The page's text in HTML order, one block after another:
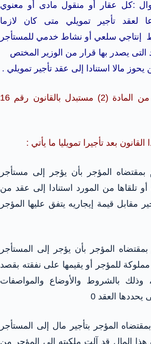
:كل عقار أو منقول مادى أو معنوي
لعقد تأجير تمويلي متى كان لازما
إنتاجي سلعي أو نشاط خدمي للمستأجر
التى يصدر بها قرار من الوزير المختص
مالا استنادا إلى عقد تأجير تمويلي .
مادة 2 (( البند (2) من المادة (2) مستبدل بالقانون رقم 16
بعد تأجيرا تمويليا ما يأتي :
بمقتضاه المؤجر بأن يؤجر إلى مستأجر
تلقاها من المورد استنادا إلى عقد من
مقابل قيمة إيجاريه يتفق عليها المؤجر
المؤجر بأن يؤجر إلى المستأجر
للمؤجر أو يقيمها على نفقته بقصد
وذلك بالشروط والأوضاع والمواصفات
يحددها العقد 0
المؤجر بتأجير مال إلى المستأجر
هذا المال قد آلت ملكيته إلى المؤجر من